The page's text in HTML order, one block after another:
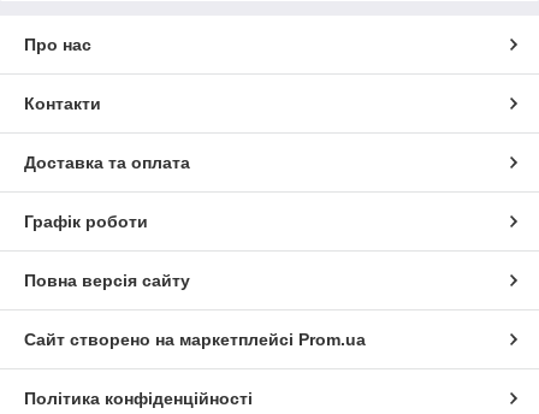
Про нас
Контакти
Доставка та оплата
Графік роботи
Повна версія сайту
Сайт створено на маркетплейсі Prom.ua
Політика конфіденційності